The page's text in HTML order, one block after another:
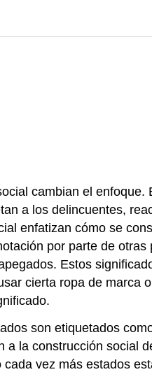
cambian el
a los delincuentes,
enfatizan cómo se
por parte de
Estos
cierta ropa de marca
son etiquetados
la construcción social
vez más estados